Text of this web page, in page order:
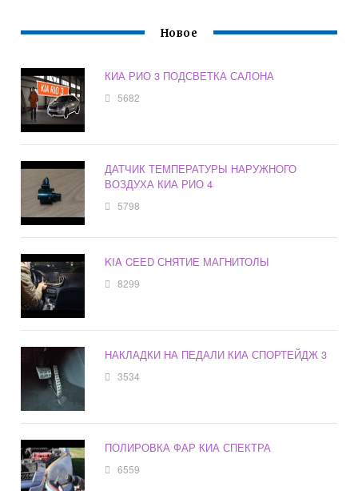
Новое
КИА РИО 3 ПОДСВЕТКА САЛОНА
5682
ДАТЧИК ТЕМПЕРАТУРЫ НАРУЖНОГО
ВОЗДУХА КИА РИО 4
5798
KIA CEED СНЯТИЕ МАГНИТОЛЫ
8299
НАКЛАДКИ НА ПЕДАЛИ КИА СПОРТЕЙДЖ 3
3534
ПОЛИРОВКА ФАР КИА СПЕКТРА
6559